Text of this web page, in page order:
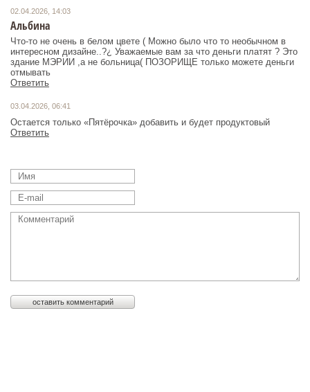
02.04.2026, 14:03
Альбина
Что-то не очень в белом цвете ( Можно было что то необычном в
интересном дизайне..?¿ Уважаемые вам за что деньги платят ? Это
здание МЭРИИ ,а не больница( ПОЗОРИЩЕ только можете деньги
отмывать
Ответить
03.04.2026, 06:41
Остается только «Пятёрочка» добавить и будет продуктовый
Ответить